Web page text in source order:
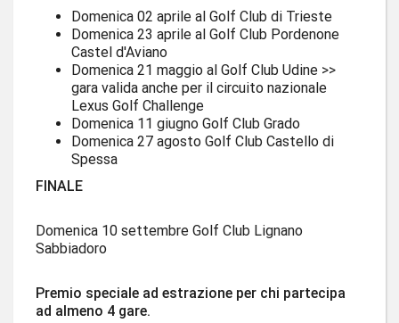
Domenica 02 aprile al Golf Club di Trieste
Domenica 23 aprile al Golf Club Pordenone
Castel d'Aviano
Domenica 21 maggio al Golf Club Udine >>
gara valida anche per il circuito nazionale
Lexus Golf Challenge
Domenica 11 giugno Golf Club Grado
Domenica 27 agosto Golf Club Castello di
Spessa
FINALE
Domenica 10 settembre Golf Club Lignano
Sabbiadoro
Premio speciale ad estrazione per chi partecipa
ad almeno 4 gare.